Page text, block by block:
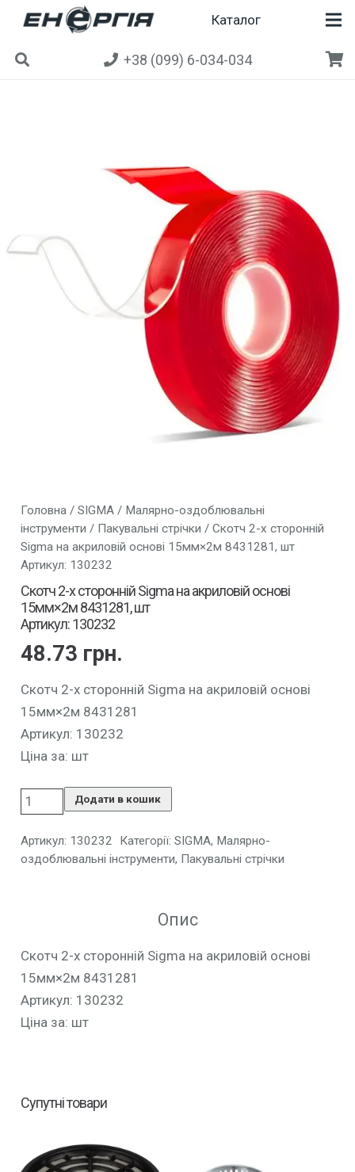
Каталог
+38 (099) 6-034-034
Головна/ SIGMA/ Малярно-оздоблювальні
інструменти / Пакувальні стрічки / Скотч 2-х сторонній
Sigma на акриловій основі 15мм×2м 8431281, шт
Артикул: 130232
Скотч 2-х сторонній Sigma на акриловій основі
15мм×2м 8431281, шт
Артикул: 130232
48.73 грн.
Скотч 2-х сторонній Sigma на акриловій основі
15мм×2м 8431281
Артикул: 130232
Ціна за: шт
Додати в кошик
Артикул: 130232 Категорії: SIGMA, Малярно-
оздоблювальні інструменти, Пакувальні стрічки
Опис
Скотч 2-х сторонній Sigma на акриловій основі
15мм×2м 8431281
Артикул: 130232
Ціна за: шт
Супутні товари